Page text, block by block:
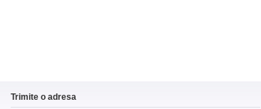
Trimite o adresa